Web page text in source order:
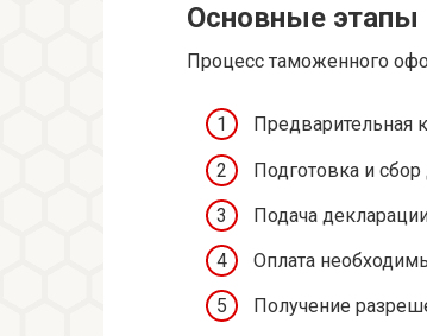
Основные
Процесс таможенного
Предварительная
Подготовка и
Подача
Оплата
Получение